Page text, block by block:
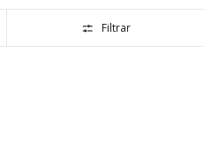
Filtrar